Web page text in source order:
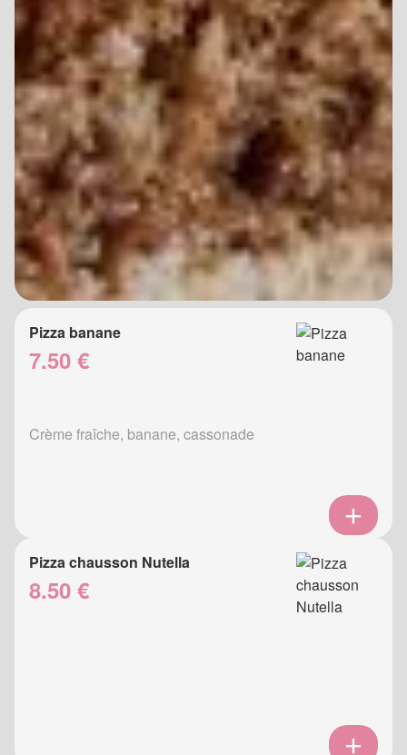
Pizza banane
7.50 €
Crème fraîche, banane, cassonade
Pizza chausson Nutella
8.50 €